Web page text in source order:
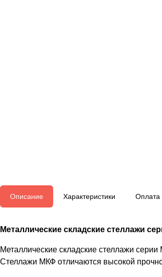
Описание Характеристики Оплата
Металлические складские стеллажи
Металлические складские стеллажи
Стеллажи МКФ отличаются высокой